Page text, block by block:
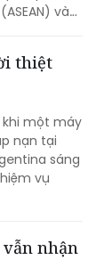
thiệt
một máy
sáng
vụ
nhận